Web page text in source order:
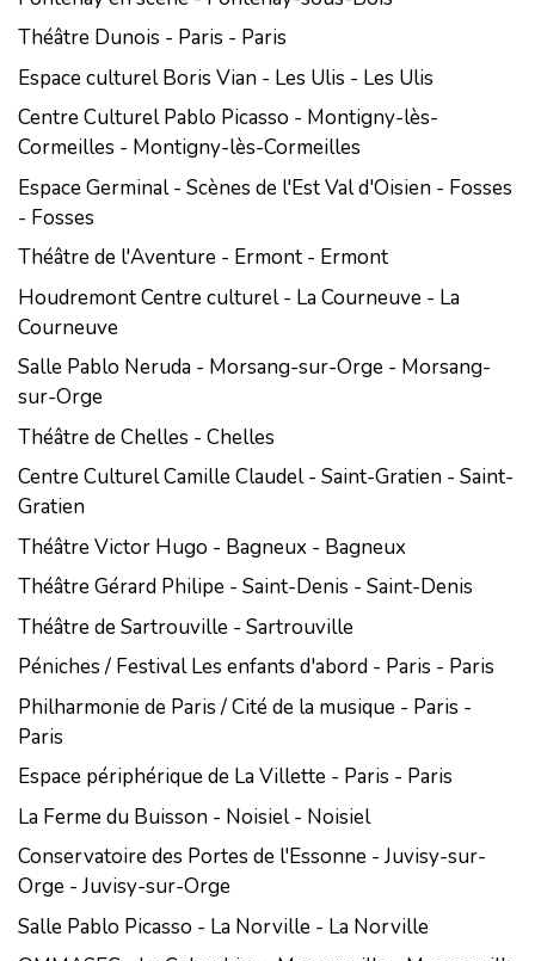
Théâtre Dunois - Paris - Paris
Espace culturel Boris Vian - Les Ulis - Les Ulis
Centre Culturel Pablo Picasso - Montigny-lès-
Cormeilles - Montigny-lès-Cormeilles
Espace Germinal - Scènes de l'Est Val d'Oisien - Fosses
- Fosses
Théâtre de l'Aventure - Ermont - Ermont
Houdremont Centre culturel - La Courneuve - La
Courneuve
Salle Pablo Neruda - Morsang-sur-Orge - Morsang-
sur-Orge
Théâtre de Chelles - Chelles
Centre Culturel Camille Claudel - Saint-Gratien - Saint-
Gratien
Théâtre Victor Hugo - Bagneux - Bagneux
Théâtre Gérard Philipe - Saint-Denis - Saint-Denis
Théâtre de Sartrouville - Sartrouville
Péniches / Festival Les enfants d'abord - Paris - Paris
Philharmonie de Paris / Cité de la musique - Paris -
Paris
Espace périphérique de La Villette - Paris - Paris
La Ferme du Buisson - Noisiel - Noisiel
Conservatoire des Portes de l'Essonne - Juvisy-sur-
Orge - Juvisy-sur-Orge
Salle Pablo Picasso - La Norville - La Norville